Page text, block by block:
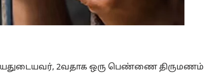
2வதாக ஒரு பெண்ணை திருமணம்